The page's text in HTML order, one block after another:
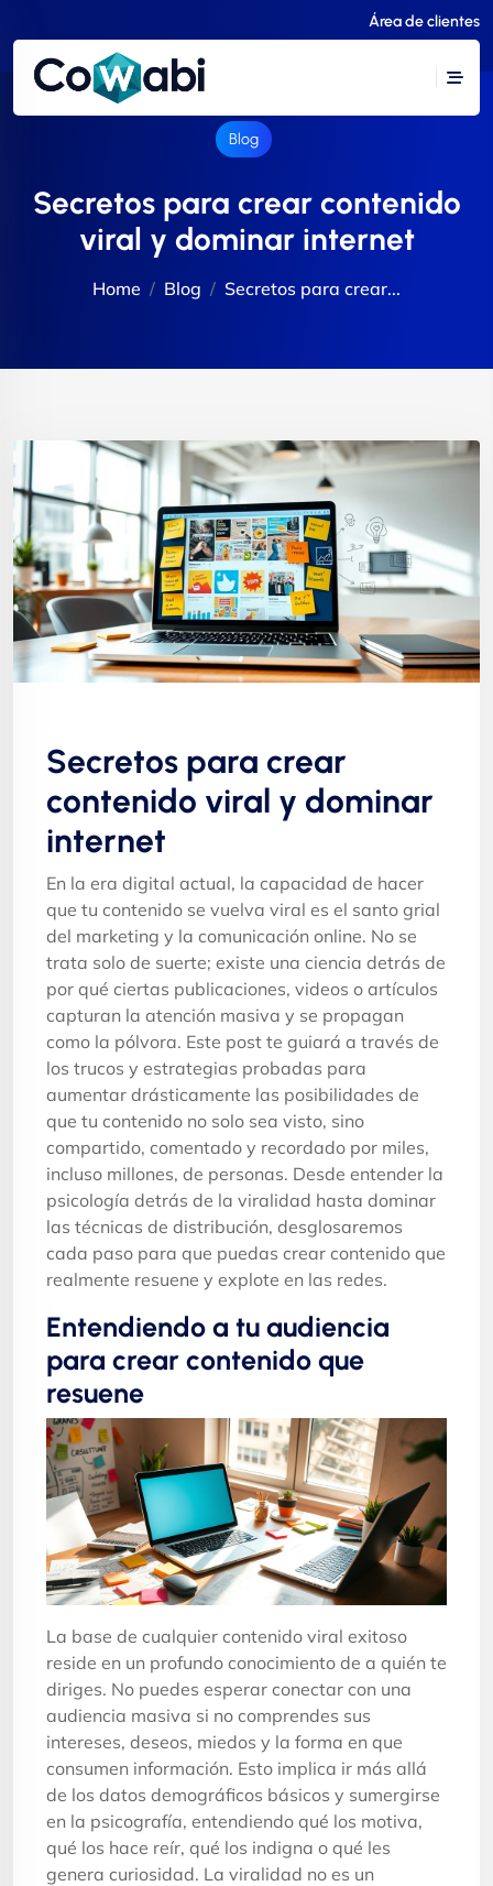
Área de clientes
Blog
Secretos para crear contenido
viral y dominar internet
Home Blog Secretos para crear...
Secretos para crear
contenido viral y dominar
internet
En la era digital actual, la capacidad de hacer
que tu contenido se vuelva viral es el santo grial
del marketing y la comunicación online. No se
trata solo de suerte; existe una ciencia detrás de
por qué ciertas publicaciones, videos o artículos
capturan la atención masiva y se propagan
como la pólvora. Este post te guiará a través de
los trucos y estrategias probadas para
aumentar drásticamente las posibilidades de
que tu contenido no solo sea visto, sino
compartido, comentado y recordado por miles,
incluso millones, de personas. Desde entender la
psicología detrás de la viralidad hasta dominar
las técnicas de distribución, desglosaremos
cada paso para que puedas crear contenido que
realmente resuene y explote en las redes.
Entendiendo a tu audiencia
para crear contenido que
resuene
La base de cualquier contenido viral exitoso
reside en un profundo conocimiento de a quién te
diriges. No puedes esperar conectar con una
audiencia masiva si no comprendes sus
intereses, deseos, miedos y la forma en que
consumen información. Esto implica ir más allá
de los datos demográficos básicos y sumergirse
en la psicografía, entendiendo qué los motiva,
qué los hace reír, qué los indigna o qué les
genera curiosidad. La viralidad no es un